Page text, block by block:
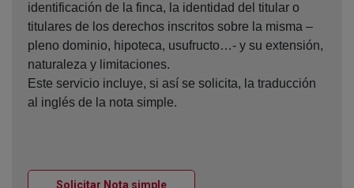
identificación de la finca, la identidad del titular o
titulares de los derechos inscritos sobre la misma –
pleno dominio, hipoteca, usufructo…- y su extensión,
naturaleza y limitaciones.
Este servicio incluye, si así se solicita, la traducción
al inglés de la nota simple.
Solicitar Nota simpleVentana nueva